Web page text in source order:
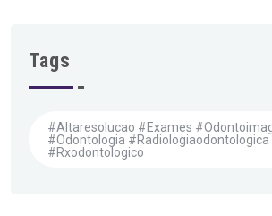
Tags
#altaresolucao #exames
#odontologia
#rxodontologico